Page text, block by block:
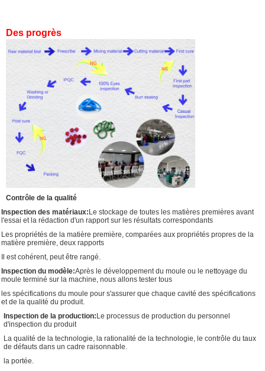
Des progrès
Contrôle de la qualité
Inspection des matériaux:Le stockage de toutes les matières premières avant
l'essai et la rédaction d'un rapport sur les résultats correspondants
Les propriétés de la matière première, comparées aux propriétés propres de la
matière première, deux rapports
Il est cohérent, peut être rangé.
Inspection du modèle:Après le développement du moule ou le nettoyage du
moule terminé sur la machine, nous allons tester tous
les spécifications du moule pour s'assurer que chaque cavité des spécifications
et de la qualité du produit.
Inspection de la production:Le processus de production du personnel
d'inspection du produit
La qualité de la technologie, la rationalité de la technologie, le contrôle du taux
de défauts dans un cadre raisonnable.
la portée.